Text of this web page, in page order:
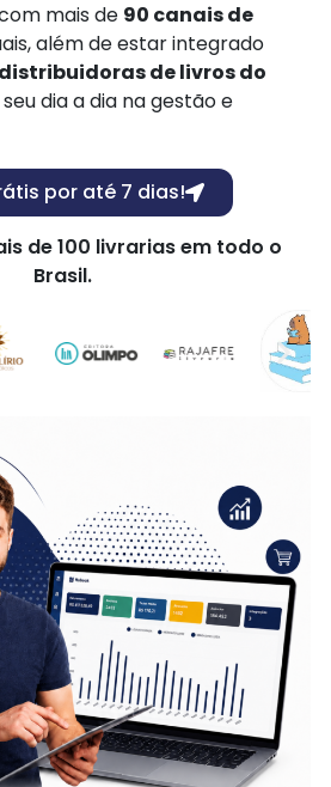
mais de 90 canais de
além de estar integrado
de livros do
dia a dia na gestão e
por até 7 dias!
de 100 livrarias em todo o
Brasil.